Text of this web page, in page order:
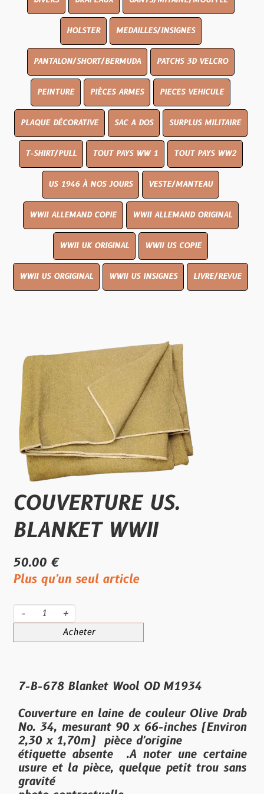
HOLSTER MEDAILLES/INSIGNES
PANTALON/SHORT/BERMUDA PATCHS 3D VELCRO
PEINTURE PIÈCES ARMES PIECES VEHICULE
PLAQUE DÉCORATIVE SAC A DOS SURPLUS MILITAIRE
T-SHIRT/PULL TOUT PAYS WW 1 TOUT PAYS WW2
US 1946 À NOS JOURS VESTE/MANTEAU
WWII ALLEMAND COPIE WWII ALLEMAND ORIGINAL
WWII UK ORIGINAL WWII US COPIE
WWII US ORGIGINAL WWII US INSIGNES LIVRE/REVUE
COUVERTURE US.
BLANKET WWII
50.00 €
Plus qu'un seul article
- +
Acheter
7-B-678 Blanket Wool OD M1934
Couverture en laine de couleur Olive Drab
No. 34, mesurant 90 x 66-inches (Environ
2,30 x 1,70m) pièce d'origine
étiquette absente .A noter une certaine
usure et la pièce, quelque petit trou sans
gravité